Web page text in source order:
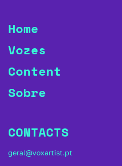
Home
Vozes
Content
Sobre
CONTACTS
geral@voxartist.pt